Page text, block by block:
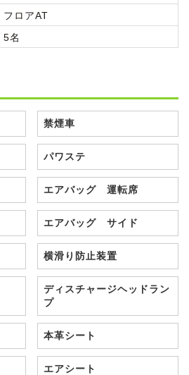
フロアAT
5名
禁煙車
パワステ
エアバッグ 運転席
エアバッグ サイド
横滑り防止装置
ディスチャージヘッドラン
プ
本革シート
エアシート